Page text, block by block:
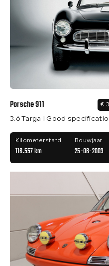
Porsche 911 €
3.6 Targa I Good
Kilometerstand
116.557 km
Bouwjaar
25-06-2003